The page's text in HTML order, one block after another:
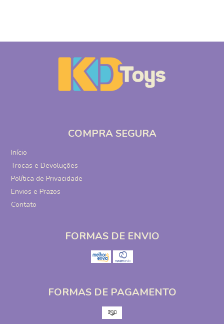
COMPRA SEGURA
Início
Trocas e Devoluções
Política de Privacidade
Envios e Prazos
Contato
FORMAS DE ENVIO
FORMAS DE PAGAMENTO